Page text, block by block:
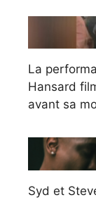
La
Hansard
avant sa
Syd et